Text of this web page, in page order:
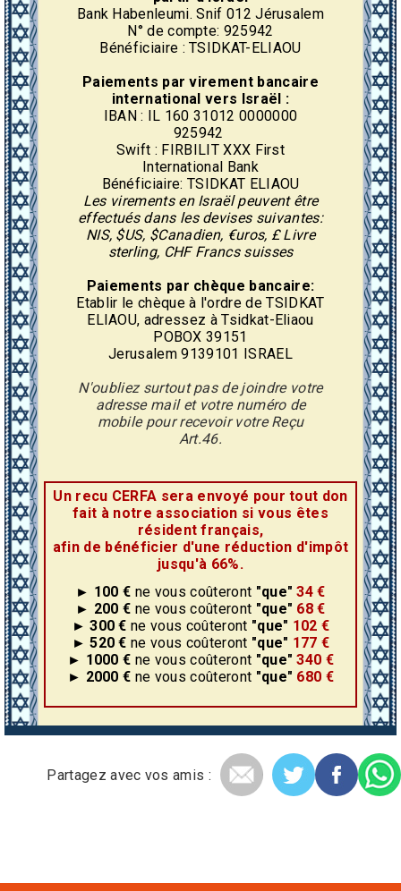
Bank Habenleumi. Snif 012 Jérusalem
N° de compte: 925942
Bénéficiaire : TSIDKAT-ELIAOU
Paiements par virement bancaire
international vers Israël :
IBAN : IL 160 31012 0000000
925942
Swift : FIRBILIT XXX First
International Bank
Bénéficiaire: TSIDKAT ELIAOU
Les virements en Israël peuvent être
effectués dans les devises suivantes:
NIS, $US, $Canadien, €uros, £ Livre
sterling, CHF Francs suisses
Paiements par chèque bancaire:
Etablir le chèque à l'ordre de TSIDKAT
ELIAOU, adressez à Tsidkat-Eliaou
POBOX 39151
Jerusalem 9139101 ISRAEL
N'oubliez surtout pas de joindre votre
adresse mail et votre numéro de
mobile pour recevoir votre Reçu
Art.46.
Un recu CERFA sera envoyé pour tout don
fait à notre association si vous êtes
résident français,
afin de bénéficier d'une réduction d'impôt
jusqu'à 66%.
► 100 € ne vous coûteront "que" 34 €
► 200 € ne vous coûteront "que" 68 €
► 300 € ne vous coûteront "que" 102 €
► 520 € ne vous coûteront "que" 177 €
► 1000 € ne vous coûteront "que" 340 €
► 2000 € ne vous coûteront "que" 680 €
Partagez avec vos amis :